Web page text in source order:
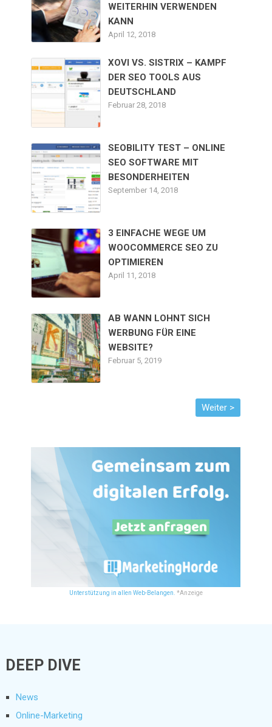
WEITERHIN VERWENDEN
KANN
April 12, 2018
XOVI VS. SISTRIX – KAMPF
DER SEO TOOLS AUS
DEUTSCHLAND
Februar 28, 2018
SEOBILITY TEST – ONLINE
SEO SOFTWARE MIT
BESONDERHEITEN
September 14, 2018
3 EINFACHE WEGE UM
WOOCOMMERCE SEO ZU
OPTIMIEREN
April 11, 2018
AB WANN LOHNT SICH
WERBUNG FÜR EINE
WEBSITE?
Februar 5, 2019
Unterstützung in allen Web-Belangen. *Anzeige
DEEP DIVE
News
Online-Marketing